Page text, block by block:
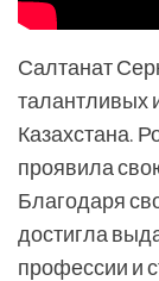
Салтанат
талантливых
Казахстана.
проявила
Благодаря
достигла
профессии и